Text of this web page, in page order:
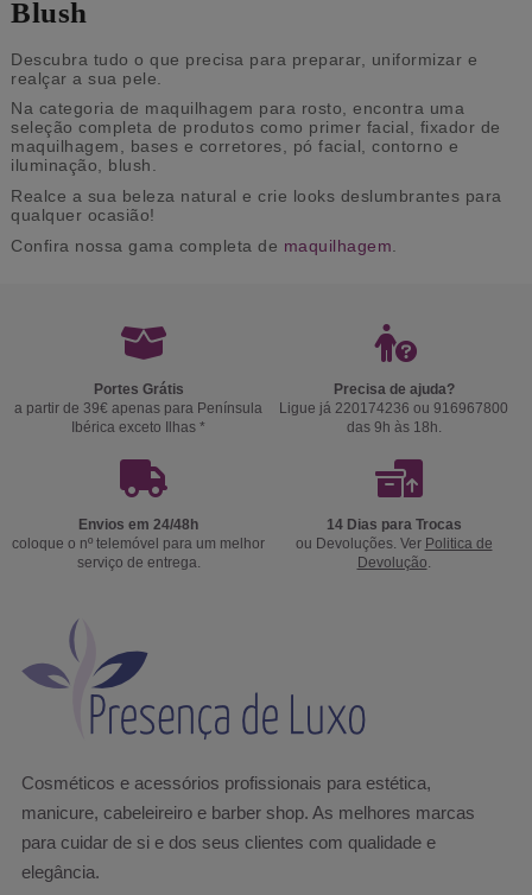
Blush
Descubra tudo o que precisa para preparar, uniformizar e
realçar a sua pele.
Na categoria de maquilhagem para rosto, encontra uma
seleção completa de produtos como primer facial, fixador de
maquilhagem, bases e corretores, pó facial, contorno e
iluminação, blush.
Realce a sua beleza natural e crie looks deslumbrantes para
qualquer ocasião!
Confira nossa gama completa de maquilhagem
Portes Grátis
a partir de 39€ apenas para Península
Ibérica exceto Ilhas *
Precisa de ajuda?
Ligue já 220174236 ou 916967800
das 9h às 18h.
Envios em 24/48h
coloque o nº telemóvel para um melhor
serviço de entrega.
14 Dias para Trocas
ou Devoluções. Ver Politica de
Devolução.
Cosméticos e acessórios profissionais para estética,
manicure, cabeleireiro e barber shop. As melhores marcas
para cuidar de si e dos seus clientes com qualidade e
elegância.